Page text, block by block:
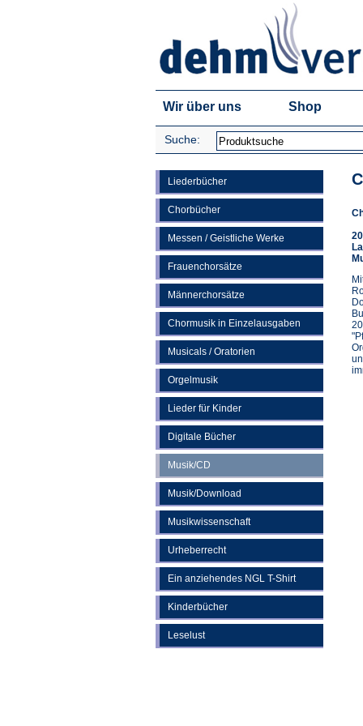
Wir über uns Shop
Suche:
Liederbücher
Chorbücher
Messen / Geistliche Werke
Frauenchorsätze
Männerchorsätze
Chormusik in Einzelausgaben
Musicals / Oratorien
Orgelmusik
Lieder für Kinder
Digitale Bücher
Musik/CD
Musik/Download
Musikwissenschaft
Urheberrecht
Ein anziehendes NGL T-Shirt
Kinderbücher
Leselust